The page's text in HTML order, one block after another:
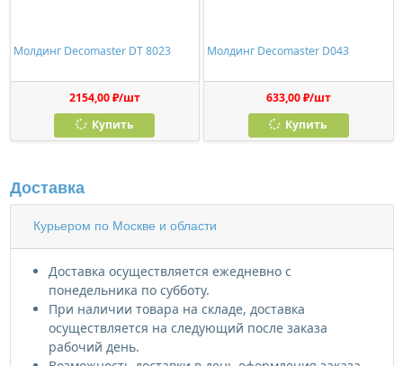
Молдинг Decomaster DT 8023
2154,00 ₽/шт
Купить
Молдинг Decomaster D043
633,00 ₽/шт
Купить
Доставка
Курьером по Москве и области
Доставка осуществляется ежедневно с
понедельника по субботу.
При наличии товара на складе, доставка
осуществляется на следующий после заказа
рабочий день.